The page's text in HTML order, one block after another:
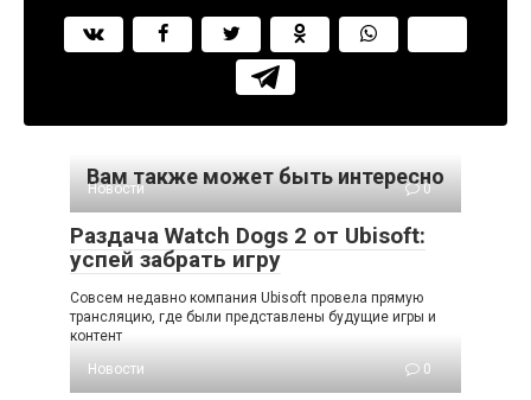
Вам также может быть интересно
Новости 0
Раздача Watch Dogs 2 от Ubisoft:
успей забрать игру
Совсем недавно компания Ubisoft провела прямую
трансляцию, где были представлены будущие игры и
контент
Новости
0